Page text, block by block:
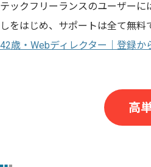
テックフリーランスのユーザー
しをはじめ、サポートは全て無
42歳・Webディレクター｜登録
高